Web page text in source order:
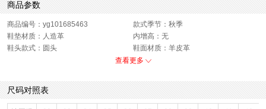
商品参数
商品编号：yg101685463
款式季节：秋季
鞋垫材质：人造革
内增高：无
鞋头款式：圆头
鞋面材质：羊皮革
参考鞋长(女)：24CM
跟高数值：1.5CM
鞋跟形状：平跟
性别：女子
皮质特征：头层皮
上市时间：2026年秋季
鞋底材质：橡胶底
查看更多
尺码对照表